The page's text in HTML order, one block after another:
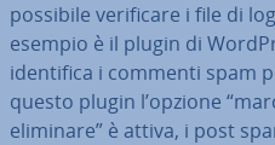
possibile ve­ri­fi­ca­re i file di
esempio è il plugin di
iden­ti­fi­ca i commenti spam
questo plugin l’opzione
eliminare” è attiva, i post